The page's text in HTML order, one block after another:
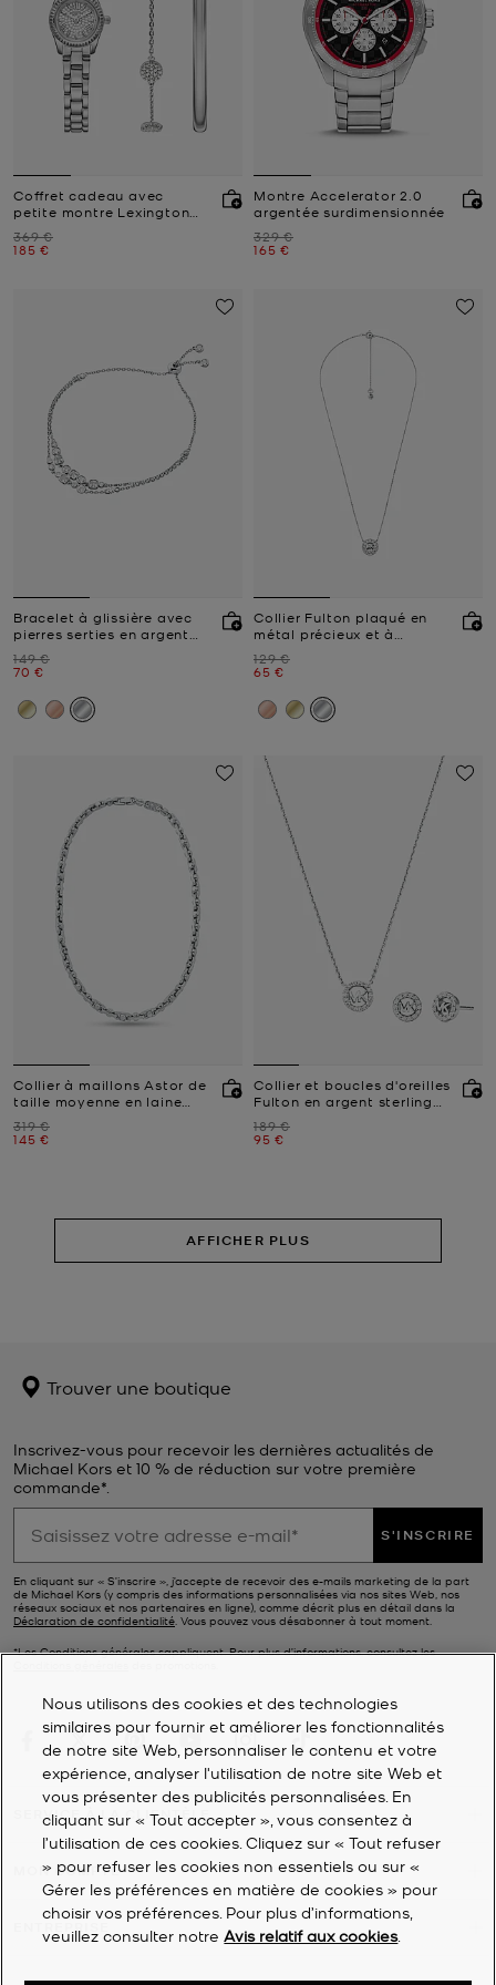
Coffret cadeau avec
petite montre Lexington
et bijoux
Prix initial
369 €
Prix actuel
185 €
Montre Accelerator 2.0
argentée surdimensionnée
Prix initial
329 €
Prix actuel
165 €
Bracelet à glissière avec
pierres serties en argent
sterling plaqué en métal
précieux
Prix initial
149 €
Prix actuel
70 €
Collier Fulton plaqué en
métal précieux et à
breloque logo avec pierres
pavées
Prix initial
129 €
Prix actuel
65 €
Collier à maillons Astor de
taille moyenne en laine
pierres pavées
Prix initial
319 €
Prix actuel
145 €
Collier et boucles d'oreilles
Fulton en argent sterling
avec pierres pavées et
Prix initial
189 €
Prix actuel
95 €
AFFICHER PLUS
Trouver une boutique
Inscrivez-vous pour recevoir les dernières actualités de
Michael Kors et 10 % de réduction sur votre première
commande*.
S'INSCRIRE
En cliquant sur « S’inscrire », j’accepte de recevoir des e-mails marketing de la part
de Michael Kors (y compris des informations personnalisées via nos sites Web, nos
réseaux sociaux et nos partenaires en ligne), comme décrit plus en détail dans la
Déclaration de confidentialité . Vous pouvez vous désabonner à tout moment.
*Les Conditions générales sappliquent. Pour plus d’informations, consultez les
SERVICE À LA CLIENTÈLE
MON COMPTE
ENTREPRISE
Nous utilisons des cookies et des technologies
similaires pour fournir et améliorer les fonctionnalités
de notre site Web, personnaliser le contenu et votre
expérience, analyser l'utilisation de notre site Web et
vous présenter des publicités personnalisées. En
cliquant sur « Tout accepter », vous consentez à
l’utilisation de ces cookies. Cliquez sur « Tout refuser
» pour refuser les cookies non essentiels ou sur «
Gérer les préférences en matière de cookies » pour
choisir vos préférences. Pour plus d’informations,
veuillez consulter notreAvis relatif aux cookies.